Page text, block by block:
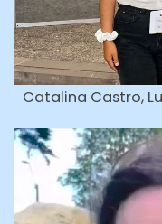
Catalina Castro,